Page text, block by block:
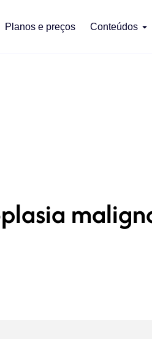
Planos e preços Conteúdos